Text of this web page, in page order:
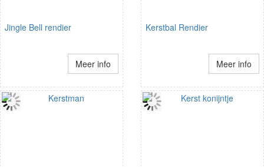
Jingle Bell rendier
Meer info
Kerstbal Rendier
Meer info